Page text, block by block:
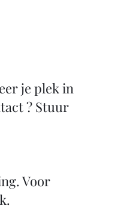
je plek in
? Stuur
Voor